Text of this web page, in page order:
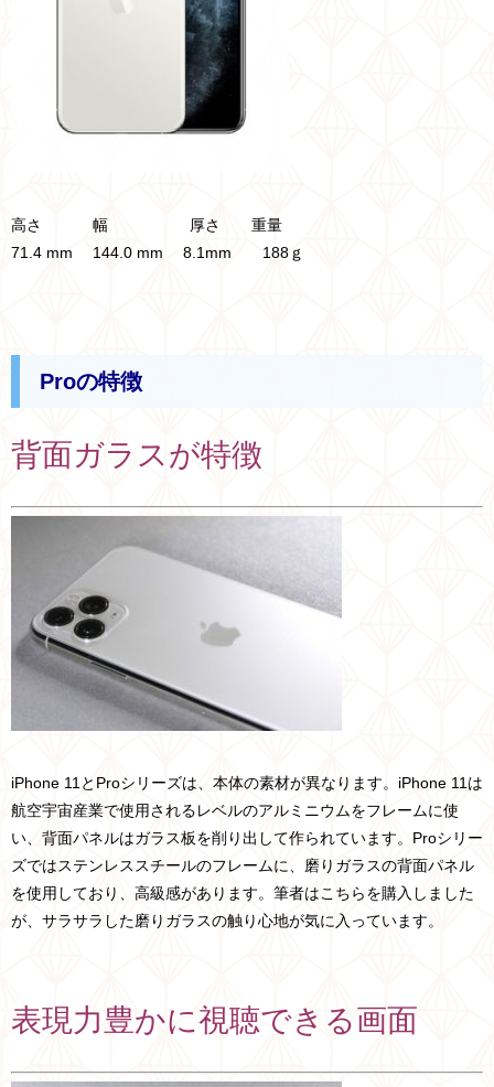
高さ 幅 厚さ 重量
71.4 mm 144.0 mm 8.1mm 188ｇ
Proの特徴
背面ガラスが特徴
iPhone 11とProシリーズは、本体の素材が異なります。iPhone 11は
航空宇宙産業で使用されるレベルのアルミニウムをフレームに使
い、背面パネルはガラス板を削り出して作られています。Proシリー
ズではステンレススチールのフレームに、磨りガラスの背面パネル
を使用しており、高級感があります。筆者はこちらを購入しました
が、サラサラした磨りガラスの触り心地が気に入っています。
表現力豊かに視聴できる画面